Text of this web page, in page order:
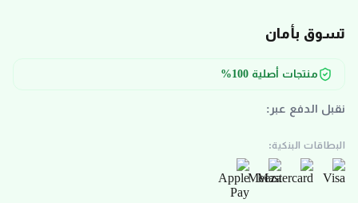
تسوق بأمان
منتجات أصلية 100%
نقبل الدفع عبر:
البطاقات البنكية: